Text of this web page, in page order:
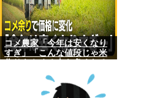
コメ農家「今年は安くなり
すぎ」「こんな値段じゃ米
んじゃないかな?」